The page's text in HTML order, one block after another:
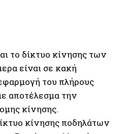
το δίκτυο κίνησης των
είναι σε κακή
του πλήρους
αποτέλεσμα την
κίνησης.
κίνησης ποδηλάτων